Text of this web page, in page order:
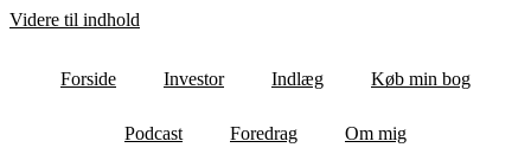
Videre til indhold
Forside Investor Indlæg Køb min bog
Podcast Foredrag Om mig